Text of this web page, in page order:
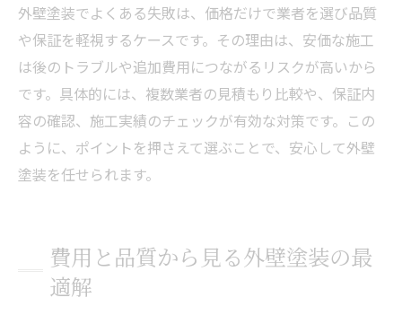
外壁塗装でよくある失敗は、価格だけで業者を選び品質
や保証を軽視するケースです。その理由は、安価な施工
は後のトラブルや追加費用につながるリスクが高いから
です。具体的には、複数業者の見積もり比較や、保証内
容の確認、施工実績のチェックが有効な対策です。この
ように、ポイントを押さえて選ぶことで、安心して外壁
塗装を任せられます。
費用と品質から見る外壁塗装の最
適解